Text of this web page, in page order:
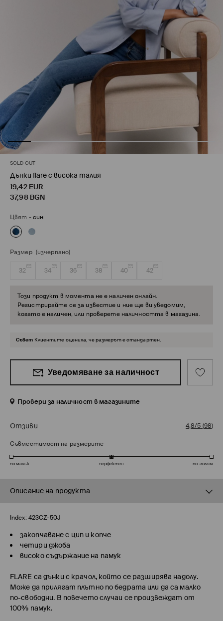
SOLD OUT
Дънки flare с висока талия
19,42 EUR
37,98 BGN
Цвят -син
Размер (изчерпано)
32 34 36 38 40 42
Този продукт в момента не е наличен онлайн.
Регистрирайте се за известие и ние ще ви уведомим,
когато е наличен, или проверете наличността в магазина.
Съвет Клиентите оцениха, че размерът е стандартен.
Уведомяване за наличност
Провери за наличност в магазините
Отзиви 4,8/5 (98)
Съвместимост на размерите
по малък перфектен по-голям
Описание на продукта
Index: 423CZ-50J
закопчаване с цип и копче
четири джоба
високо съдържание на памук
FLARE са дънки с крачол, който се разширява надолу.
Може да прилягат плътно по бедрата или да са малко
по-свободни. В повечето случаи се произвеждат от
100% памук.